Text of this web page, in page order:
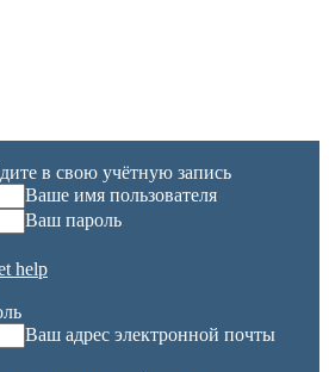
в свою учётную запись
Ваше имя пользователя
Ваш пароль
help
Ваш адрес электронной почты